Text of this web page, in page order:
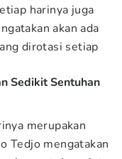
harinya juga
akan ada
dirotasi setiap
Sedikit Sentuhan
merupakan
Tedjo mengatakan